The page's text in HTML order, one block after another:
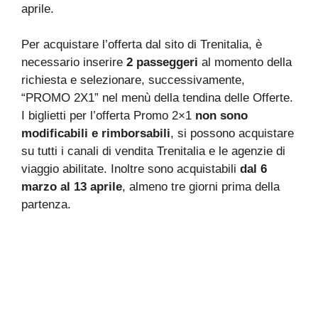
aprile.
Per acquistare l’offerta dal sito di Trenitalia, è
necessario inserire 2 passeggeri al momento della
richiesta e selezionare, successivamente,
“PROMO 2X1” nel menù della tendina delle Offerte.
I biglietti per l’offerta Promo 2×1 non sono
modificabili e rimborsabili, si possono acquistare
su tutti i canali di vendita Trenitalia e le agenzie di
viaggio abilitate. Inoltre sono acquistabili dal 6
marzo al 13 aprile, almeno tre giorni prima della
partenza.